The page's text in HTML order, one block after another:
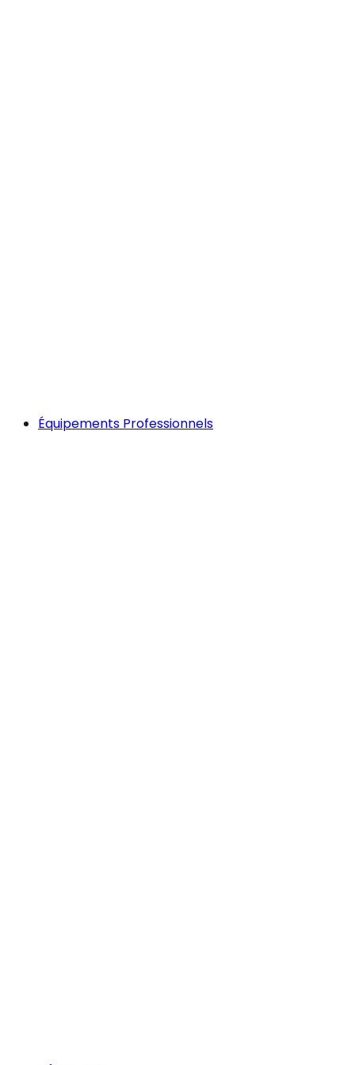
Équipements Professionnels